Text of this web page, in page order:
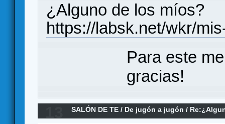
¿Alguno de los míos?
https://labsk.net/wkr/
Para este
gracias!
SALÓN DE TE / De jugón a jugón /